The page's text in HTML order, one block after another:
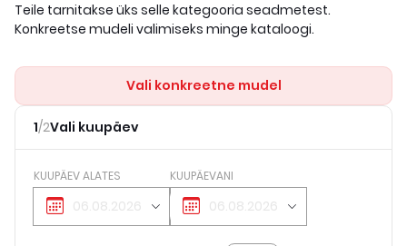
Teile tarnitakse üks selle kategooria seadmetest.
Konkreetse mudeli valimiseks minge kataloogi.
Vali konkreetne mudel
1/2Vali kuupäev
KUUPÄEV ALATES KUUPÄEVANI